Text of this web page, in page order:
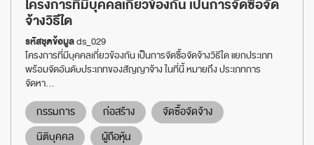
โครงการที่มีบุคคลเกี่ยวข้องกัน เป็นการจัดซื้อจัด
จ้างวิธีใด
รหัสชุดข้อมูลds_029
โครงการที่มีบุคคลเกี่ยวข้องกัน เป็นการจัดซื้อจัดจ้างวิธีใด แยกประเภท
พร้อมจัดอันดับประเภทของสัญญาจ้าง ในที่นี้ หมายถึง ประเภทการ
จัดหา...
กรรมการ ก่อสร้าง
จัดซื้อจัดจ้าง
นิติบุคคล
ผู้ถือหุ้น